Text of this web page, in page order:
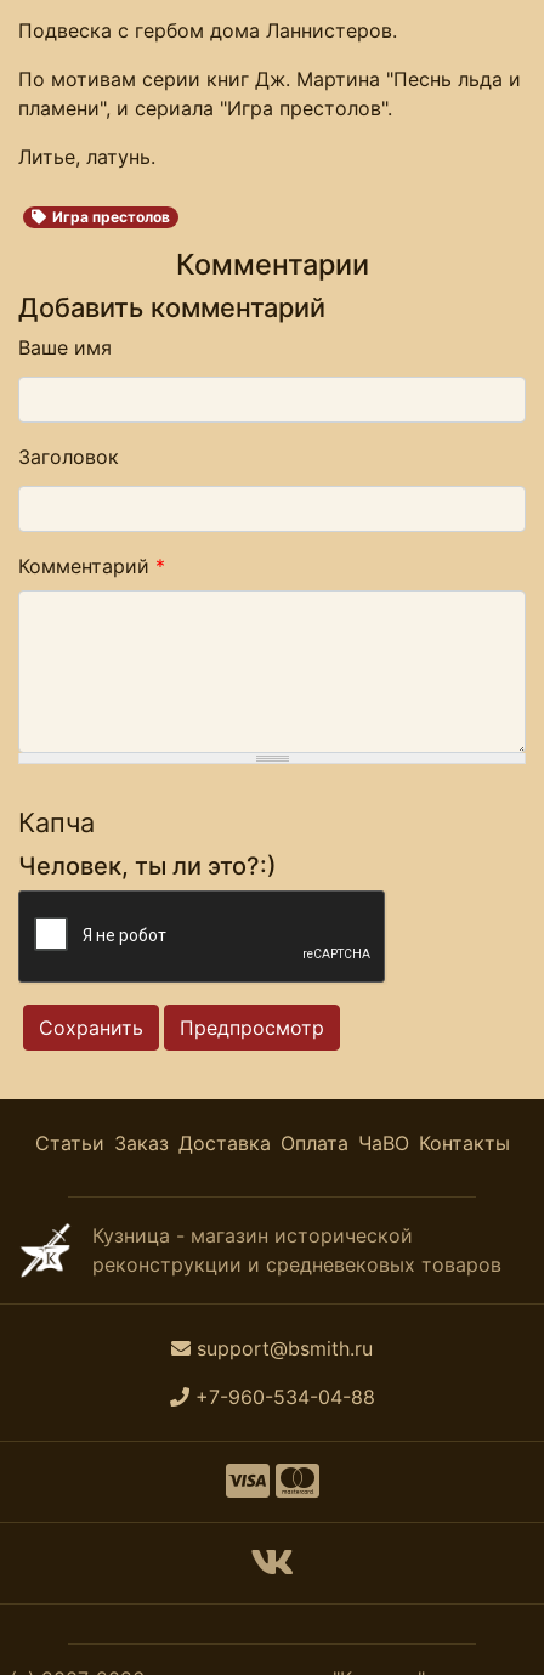
Подвеска с гербом дома Ланнистеров.
По мотивам серии книг Дж. Мартина "Песнь льда и
пламени", и сериала "Игра престолов".
Литье, латунь.
Игра престолов
Комментарии
Добавить комментарий
Ваше имя
Заголовок
Комментарий *
Капча
Человек, ты ли это?:)
Статьи Заказ Доставка Оплата ЧаВО Контакты
Кузница - магазин исторической
реконструкции и средневековых товаров
support@bsmith.ru
+7-960-534-04-88